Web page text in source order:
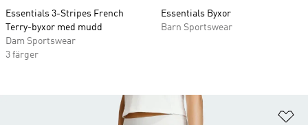
Essentials 3-Stripes French
Terry-byxor med mudd
Dam Sportswear
3 färger
Essentials Byxor
Barn Sportswear